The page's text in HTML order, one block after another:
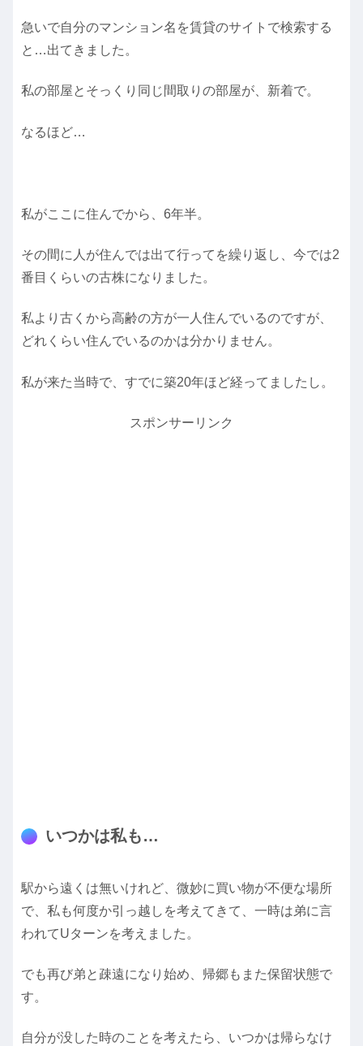
急いで自分のマンション名を賃貸のサイトで検索する
と…出てきました。
私の部屋とそっくり同じ間取りの部屋が、新着で。
なるほど…
私がここに住んでから、6年半。
その間に人が住んでは出て行ってを繰り返し、今では2
番目くらいの古株になりました。
私より古くから高齢の方が一人住んでいるのですが、
どれくらい住んでいるのかは分かりません。
私が来た当時で、すでに築20年ほど経ってましたし。
スポンサーリンク
いつかは私も…
駅から遠くは無いけれど、微妙に買い物が不便な場所
で、私も何度か引っ越しを考えてきて、一時は弟に言
われてUターンを考えました。
でも再び弟と疎遠になり始め、帰郷もまた保留状態で
す。
自分が没した時のことを考えたら、いつかは帰らなけ